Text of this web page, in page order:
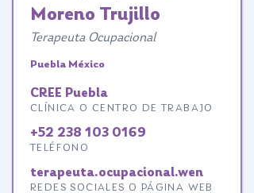
Moreno Trujillo
Terapeuta Ocupacional
Puebla México
CREE Puebla
CLÍNICA O CENTRO DE TRABAJO
+52 238 103 0169
TELÉFONO
terapeuta.ocupacional.wen
REDES SOCIALES O PÁGINA WEB